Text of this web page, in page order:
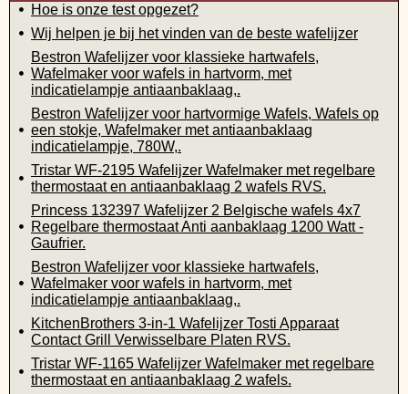
Hoe is onze test opgezet?
Wij helpen je bij het vinden van de beste wafelijzer
Bestron Wafelijzer voor klassieke hartwafels,
Wafelmaker voor wafels in hartvorm, met
indicatielampje antiaanbaklaag,.
Bestron Wafelijzer voor hartvormige Wafels, Wafels op
een stokje, Wafelmaker met antiaanbaklaag
indicatielampje, 780W,.
Tristar WF-2195 Wafelijzer Wafelmaker met regelbare
thermostaat en antiaanbaklaag 2 wafels RVS.
Princess 132397 Wafelijzer 2 Belgische wafels 4x7
Regelbare thermostaat Anti aanbaklaag 1200 Watt -
Gaufrier.
Bestron Wafelijzer voor klassieke hartwafels,
Wafelmaker voor wafels in hartvorm, met
indicatielampje antiaanbaklaag,.
KitchenBrothers 3-in-1 Wafelijzer Tosti Apparaat
Contact Grill Verwisselbare Platen RVS.
Tristar WF-1165 Wafelijzer Wafelmaker met regelbare
thermostaat en antiaanbaklaag 2 wafels.